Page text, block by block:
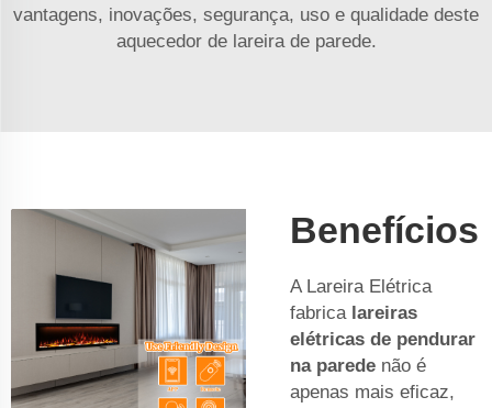
vantagens, inovações, segurança, uso e qualidade deste
aquecedor de lareira de parede.
Benefícios
A Lareira Elétrica
fabrica lareiras
elétricas de pendurar
na parede não é
apenas mais eficaz,